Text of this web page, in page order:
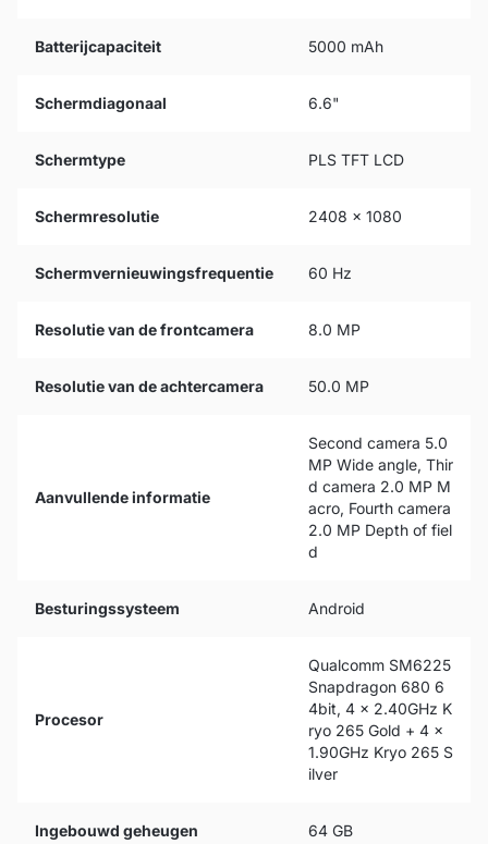
Batterijcapaciteit 5000 mAh
Schermdiagonaal 6.6"
Schermtype PLS TFT LCD
Schermresolutie 2408 x 1080
Schermvernieuwingsfrequentie 60 Hz
Resolutie van de frontcamera 8.0 MP
Resolutie van de achtercamera 50.0 MP
Aanvullende informatie
Second camera 5.0
MP Wide angle, Thir
d camera 2.0 MP M
acro, Fourth camera
2.0 MP Depth of fiel
d
Besturingssysteem Android
Procesor
Qualcomm SM6225
Snapdragon 680 6
4bit, 4 x 2.40GHz K
ryo 265 Gold + 4 x
1.90GHz Kryo 265 S
ilver
Ingebouwd geheugen 64 GB